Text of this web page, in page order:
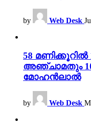
by Web Desk
58 മണിക്കൂറിൽ
അഞ്ചാമതും
മോഹൻലാൽ
by Web Desk